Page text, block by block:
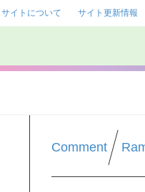
サイトについて サイト更新情報
Comment